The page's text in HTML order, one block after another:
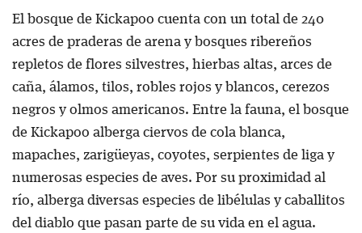
El bosque de Kickapoo cuenta con un total de 240
acres de praderas de arena y bosques ribereños
repletos de flores silvestres, hierbas altas, arces de
caña, álamos, tilos, robles rojos y blancos, cerezos
negros y olmos americanos. Entre la fauna, el bosque
de Kickapoo alberga ciervos de cola blanca,
mapaches, zarigüeyas, coyotes, serpientes de liga y
numerosas especies de aves. Por su proximidad al
río, alberga diversas especies de libélulas y caballitos
del diablo que pasan parte de su vida en el agua.